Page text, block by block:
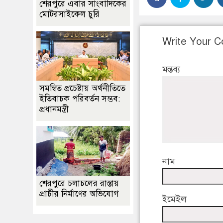
Write Your
মন্তব্য
নাম
ইমেইল
শেরপুরে এবার সাংবাদিকের
মোটরসাইকেল চুরি
সমন্বিত প্রচেষ্টায় অর্থনীতিতে
ইতিবাচক পরিবর্তন সম্ভব:
প্রধানমন্ত্রী
শেরপুরে চলাচলের রাস্তায়
প্রাচীর নির্মাণের অভিযোগ